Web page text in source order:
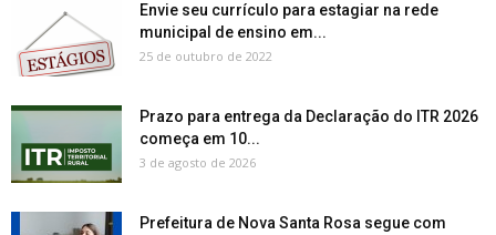
Envie seu currículo para estagiar na rede
municipal de ensino em...
25 de outubro de 2022
Prazo para entrega da Declaração do ITR 2026
começa em 10...
3 de agosto de 2026
Prefeitura de Nova Santa Rosa segue com